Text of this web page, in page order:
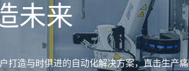
未来
打造与时俱进的自动化解决方案，直击生产痛